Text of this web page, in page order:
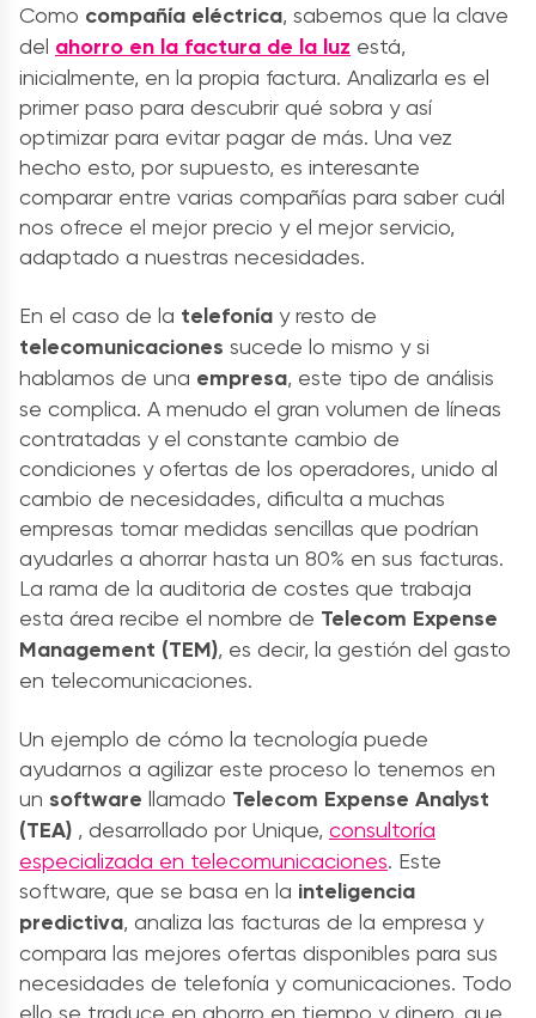
Como compañía eléctrica, sabemos que la clave
del ahorro en la factura de la luz está,
inicialmente, en la propia factura. Analizarla es el
primer paso para descubrir qué sobra y así
optimizar para evitar pagar de más. Una vez
hecho esto, por supuesto, es interesante
comparar entre varias compañías para saber cuál
nos ofrece el mejor precio y el mejor servicio,
adaptado a nuestras necesidades.
En el caso de la telefonía y resto de
telecomunicaciones sucede lo mismo y si
hablamos de una empresa, este tipo de análisis
se complica. A menudo el gran volumen de líneas
contratadas y el constante cambio de
condiciones y ofertas de los operadores, unido al
cambio de necesidades, dificulta a muchas
empresas tomar medidas sencillas que podrían
ayudarles a ahorrar hasta un 80% en sus facturas.
La rama de la auditoria de costes que trabaja
esta área recibe el nombre de Telecom Expense
Management (TEM), es decir, la gestión del gasto
en telecomunicaciones.
Un ejemplo de cómo la tecnología puede
ayudarnos a agilizar este proceso lo tenemos en
un software llamado Telecom Expense Analyst
(TEA) , desarrollado por Unique, consultoría
especializada en telecomunicaciones. Este
software, que se basa en la inteligencia
predictiva, analiza las facturas de la empresa y
compara las mejores ofertas disponibles para sus
necesidades de telefonía y comunicaciones. Todo
ello se traduce en ahorro en tiempo y dinero, que